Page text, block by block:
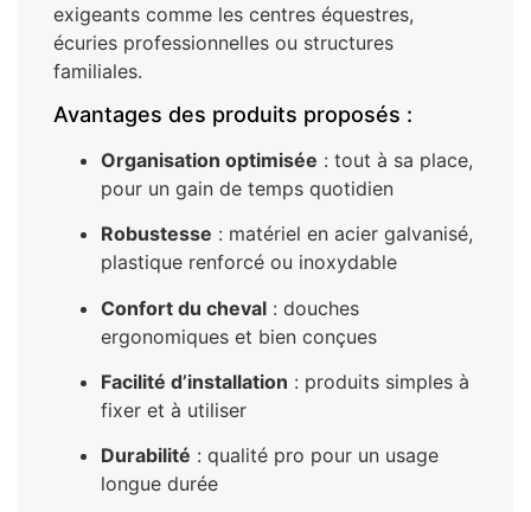
exigeants comme les centres équestres,
écuries professionnelles ou structures
familiales.
Avantages des produits proposés :
Organisation optimisée : tout à sa place,
pour un gain de temps quotidien
Robustesse : matériel en acier galvanisé,
plastique renforcé ou inoxydable
Confort du cheval : douches
ergonomiques et bien conçues
Facilité d’installation : produits simples à
fixer et à utiliser
Durabilité : qualité pro pour un usage
longue durée